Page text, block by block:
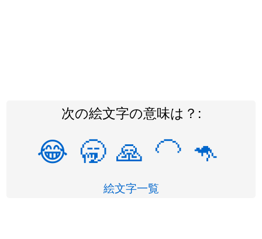
次の絵文字の意味は？:
😂 🥱 🙏 🦲 🦘
絵文字一覧